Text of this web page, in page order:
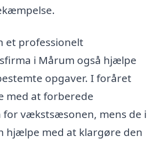
et professionelt
i Mårum også hjælpe
opgaver. I foråret
med at forberede
vækstsæsonen, mens de i
hjælpe med at klargøre den